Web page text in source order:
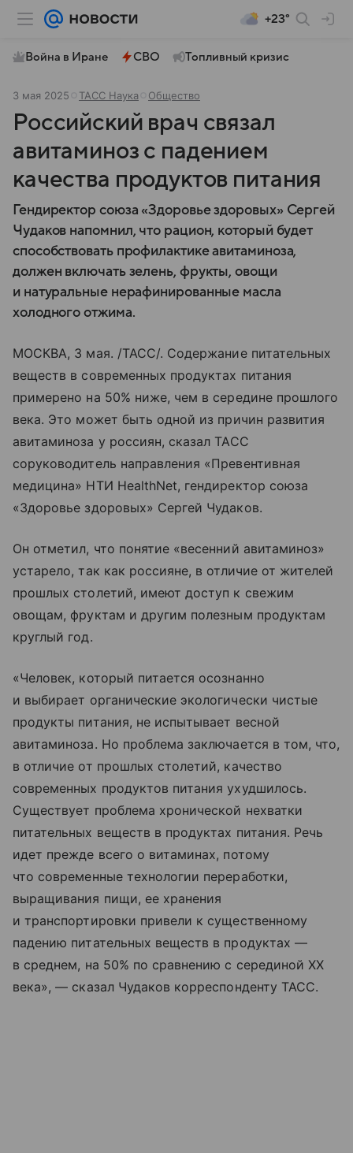
+23°
Война в Иране СВО Топливный кризис
3 мая 2025 ТАСС Наука Общество
Российский врач связал
авитаминоз с падением
качества продуктов питания
Гендиректор союза «Здоровье здоровых» Сергей
Чудаков напомнил, что рацион, который будет
способствовать профилактике авитаминоза,
должен включать зелень, фрукты, овощи
и натуральные нерафинированные масла
холодного отжима.
МОСКВА, 3 мая. /ТАСС/. Содержание питательных
веществ в современных продуктах питания
примерено на 50% ниже, чем в середине прошлого
века. Это может быть одной из причин развития
авитаминоза у россиян, сказал ТАСС
соруководитель направления «Превентивная
медицина» НТИ HealthNet, гендиректор союза
«Здоровье здоровых» Сергей Чудаков.
Он отметил, что понятие «весенний авитаминоз»
устарело, так как россияне, в отличие от жителей
прошлых столетий, имеют доступ к свежим
овощам, фруктам и другим полезным продуктам
круглый год.
«Человек, который питается осознанно
и выбирает органические экологически чистые
продукты питания, не испытывает весной
авитаминоза. Но проблема заключается в том, что,
в отличие от прошлых столетий, качество
современных продуктов питания ухудшилось.
Существует проблема хронической нехватки
питательных веществ в продуктах питания. Речь
идет прежде всего о витаминах, потому
что современные технологии переработки,
выращивания пищи, ее хранения
и транспортировки привели к существенному
падению питательных веществ в продуктах —
в среднем, на 50% по сравнению с серединой XX
века», — сказал Чудаков корреспонденту ТАСС.